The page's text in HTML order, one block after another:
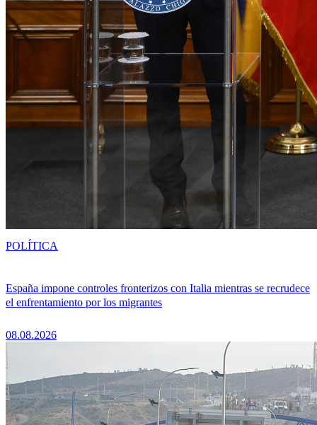
España impone controles fronterizos con Italia mientras se recrudece
el enfrentamiento por los migrantes
08.08.2026
POLÍTICA